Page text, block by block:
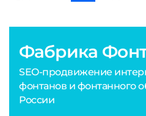
Фабрика
SEO-продвижение
фонтанов и фонтанного
России